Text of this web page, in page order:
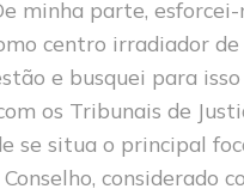
minha parte,
centro irradiador de
e busquei para
os Tribunais de
se situa o principal
considerado